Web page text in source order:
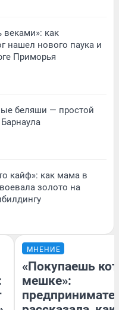
веками»: как
нашел нового паука и
Приморья
беляши — простой
кайф»: как мама в
золото на
МНЕНИЕ
«Покупаешь
мешке»: